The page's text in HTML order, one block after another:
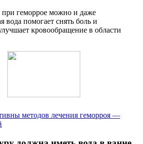
геморрое можно и даже
вода помогает снять боль и
кровообращение в области
методов лечения геморроя —